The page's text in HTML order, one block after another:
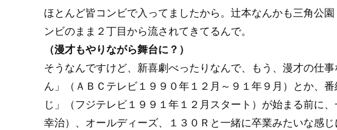
ほとんど皆コンビで入ってましたから。辻本なんかも三角公
ンビのまま２丁目から流されてきてるんで。
（漫才もやりながら舞台に？）
そうなんですけど、新喜劇べったりなんで、もう、漫才の仕
ん」（ＡＢＣテレビ１９９０年１２月～９１年９月）とか、
じ」（フジテレビ１９９１年１２月スタート）が始まる前に
幸治）、オールディーズ、１３０Ｒと一緒に卒業みたいな感